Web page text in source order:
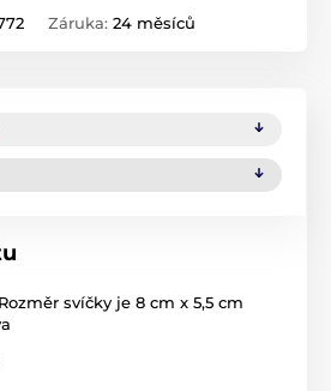
Záruka: 24 měsíců
svíčky je 8 cm x 5,5 cm